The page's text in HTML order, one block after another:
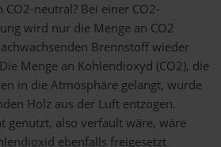
neutral? Bei einer CO2-
wird nur die Menge an CO2
Brennstoff wieder
Menge an Kohlendioxyd (CO2), die
in die Atmosphäre gelangt, wurde
Holz aus der Luft entzogen.
genutzt, also verfault wäre, wäre
ebenfalls freigesetzt